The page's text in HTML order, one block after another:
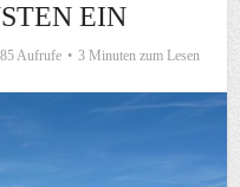
EIN
Aufrufe 3 Minuten zum Lesen